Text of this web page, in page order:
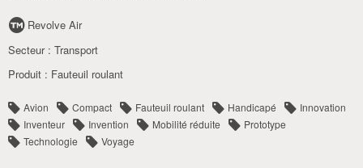
Revolve Air
Secteur : Transport
Produit : Fauteuil roulant
Avion Compact Fauteuil roulant Handicapé
Innovation
Inventeur
Invention Mobilité réduite
Prototype
Technologie
Voyage